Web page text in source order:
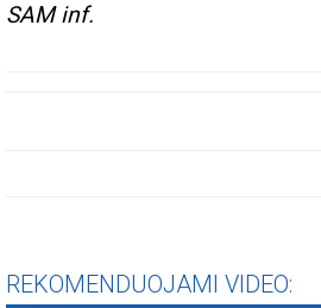
SAM inf.
REKOMENDUOJAMI VIDEO: